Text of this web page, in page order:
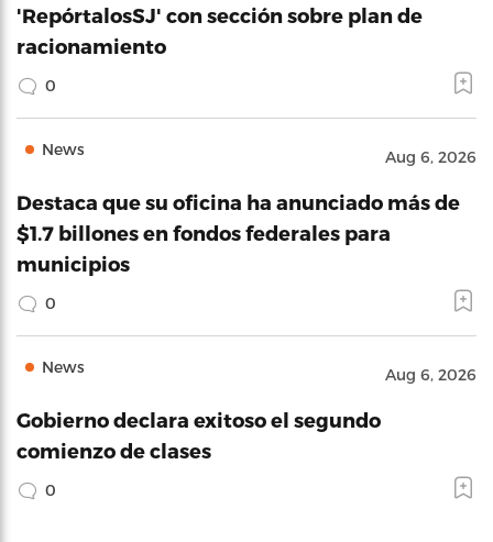
'RepórtalosSJ' con sección sobre plan de
racionamiento
0
News Aug 6, 2026
Destaca que su oficina ha anunciado más de
$1.7 billones en fondos federales para
municipios
0
News Aug 6, 2026
Gobierno declara exitoso el segundo
comienzo de clases
0